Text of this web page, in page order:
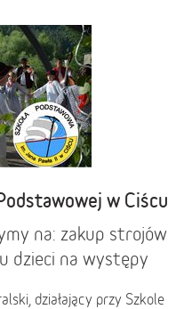
w Ciścu
na: zakup strojów
dzieci na występy
działający przy Szkole